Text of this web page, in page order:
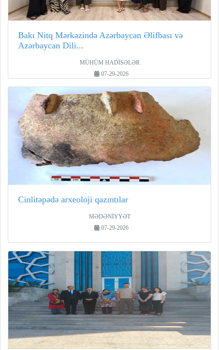
Bakı Nitq Mərkəzində Azərbaycan Əlifbası və
Azərbaycan Dili...
MÜHÜM HADİSƏLƏR
07-29-2026
Cinlitəpədə arxeoloji qazıntılar
MƏDƏNİYYƏT
07-29-2026